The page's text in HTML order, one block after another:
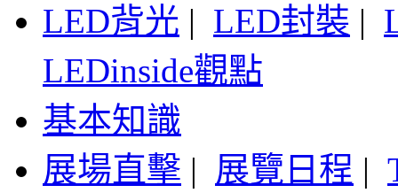
LED背光 | LED封裝 |
LEDinside觀點
基本知識
展場直擊 | 展覽日程 |